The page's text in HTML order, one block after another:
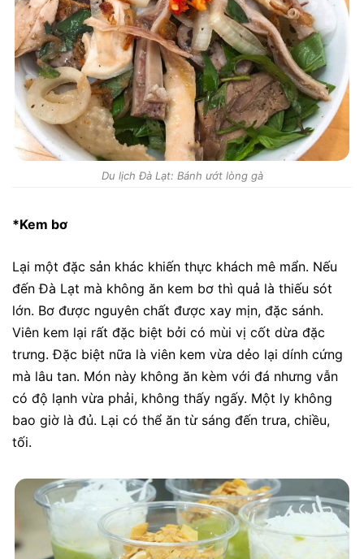
Du lịch Đà Lạt: Bánh ướt lòng gà
*Kem bơ
Lại một đặc sản khác khiến thực khách mê mẩn. Nếu
đến Đà Lạt mà không ăn kem bơ thì quả là thiếu sót
lớn. Bơ được nguyên chất được xay mịn, đặc sánh.
Viên kem lại rất đặc biệt bởi có mùi vị cốt dừa đặc
trưng. Đặc biệt nữa là viên kem vừa dẻo lại dính cứng
mà lâu tan. Món này không ăn kèm với đá nhưng vẫn
có độ lạnh vừa phải, không thấy ngấy. Một ly không
bao giờ là đủ. Lại có thể ăn từ sáng đến trưa, chiều,
tối.